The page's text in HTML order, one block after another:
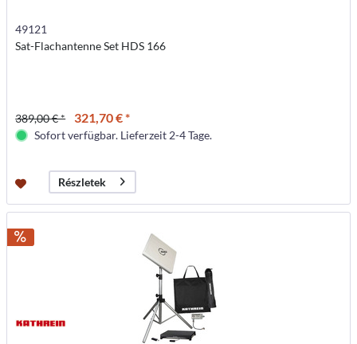
49121
Sat-Flachantenne Set HDS 166
389,00 € * 321,70 € *
Sofort verfügbar. Lieferzeit 2-4 Tage.
Részletek